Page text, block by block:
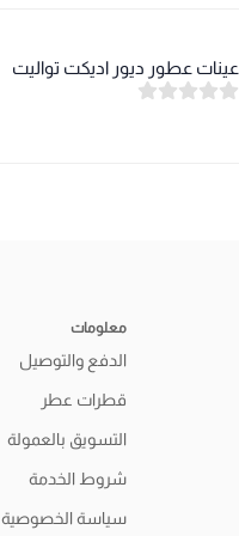
عينات عطور ديور اديكت تواليت
معلومات
الدفع والتوصيل
قطرات عطر
التسويق بالعمولة
شروط الخدمة
سياسة الخصوصية